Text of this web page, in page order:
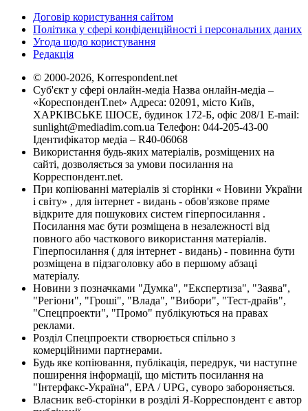
Договір користування сайтом
Політика у сфері конфіденційності і персональних даних
Угода щодо користування
Редакція
© 2000-2026, Korrespondent.net
Суб'єкт у сфері онлайн-медіа Назва онлайн-медіа –
«КореспонденТ.net» Адреса: 02091, місто Київ,
ХАРКІВСЬКЕ ШОСЕ, будинок 172-Б, офіс 208/1 E-mail:
sunlight@mediadim.com.ua Телефон: 044-205-43-00
Ідентифікатор медіа – R40-06068
Використання будь-яких матеріалів, розміщених на
сайті, дозволяється за умови посилання на
Корреспондент.net.
При копіюванні матеріалів зі сторінки « Новини України
і світу» , для інтернет - видань - обов'язкове пряме
відкрите для пошукових систем гіперпосилання .
Посилання має бути розміщена в незалежності від
повного або часткового використання матеріалів.
Гіперпосилання ( для інтернет - видань) - повинна бути
розміщена в підзаголовку або в першому абзаці
матеріалу.
Новини з позначками "Думка", "Експертиза", "Заява",
"Регіони", "Гроші", "Влада", "Вибори", "Тест-драйв",
"Спецпроекти", "Промо" публікуються на правах
реклами.
Розділ Спецпроекти створюється спільно з
комерційними партнерами.
Будь яке копіювання, публікація, передрук, чи наступне
поширення інформації, що містить посилання на
"Інтерфакс-Україна", EPA / UPG, суворо забороняється.
Власник веб-сторінки в розділі Я-Корреспондент є автор